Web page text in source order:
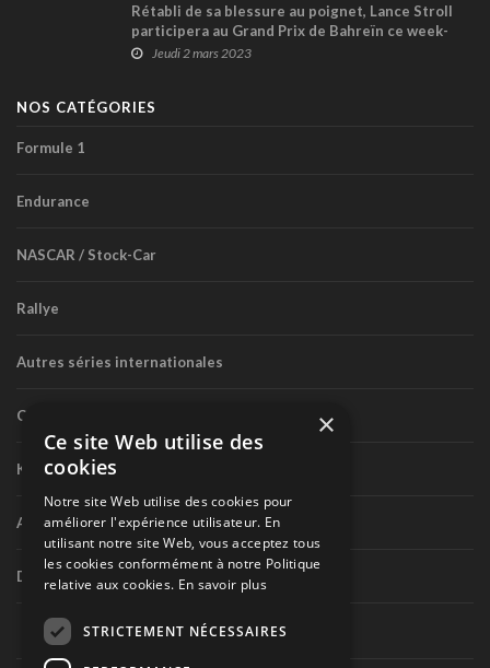
Rétabli de sa blessure au poignet, Lance Stroll
participera au Grand Prix de Bahreïn ce week-
endJeudi 2 mars 2023
NOS CATÉGORIES
Formule 1
Endurance
NASCAR / Stock-Car
Rallye
Autres séries internationales
Circuit routier canadien
Karting
Autres séries nationales
Divers
×
Ce site Web utilise des
cookies
Notre site Web utilise des cookies pour
améliorer l'expérience utilisateur. En
utilisant notre site Web, vous acceptez tous
les cookies conformément à notre Politique
relative aux cookies. En savoir plus
STRICTEMENT NÉCESSAIRES